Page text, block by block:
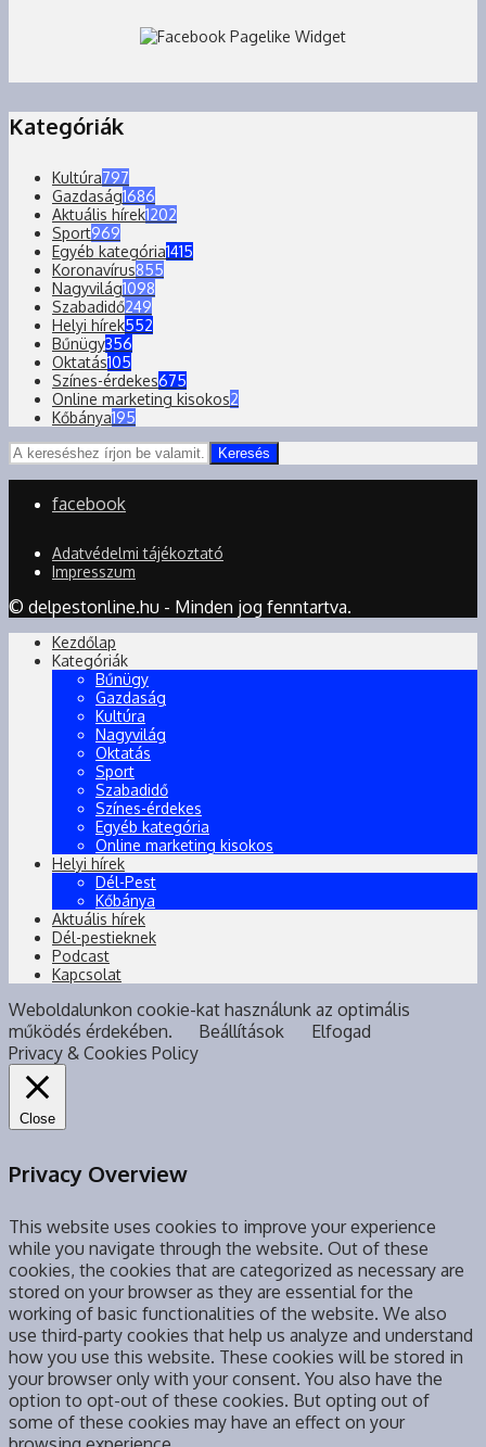
Kategóriák
Kultúra797
Gazdaság1686
Aktuális hírek1202
Sport969
Egyéb kategória1415
Koronavírus855
Nagyvilág1098
Szabadidő249
Helyi hírek552
Bűnügy356
Oktatás105
Színes-érdekes675
Online marketing kisokos2
Kőbánya195
Keresés
facebook
Adatvédelmi tájékoztató
Impresszum
© delpestonline.hu - Minden jog fenntartva.
Kezdőlap
Kategóriák
Bűnügy
Gazdaság
Kultúra
Nagyvilág
Oktatás
Sport
Szabadidő
Színes-érdekes
Egyéb kategória
Online marketing kisokos
Helyi hírek
Dél-Pest
Kőbánya
Aktuális hírek
Dél-pestieknek
Podcast
Kapcsolat
Weboldalunkon cookie-kat használunk az optimális
működés érdekében.
Beállítások
Elfogad
Privacy & Cookies Policy
Close
Privacy Overview
This website uses cookies to improve your experience
while you navigate through the website. Out of these
cookies, the cookies that are categorized as necessary are
stored on your browser as they are essential for the
working of basic functionalities of the website. We also
use third-party cookies that help us analyze and understand
how you use this website. These cookies will be stored in
your browser only with your consent. You also have the
option to opt-out of these cookies. But opting out of
some of these cookies may have an effect on your